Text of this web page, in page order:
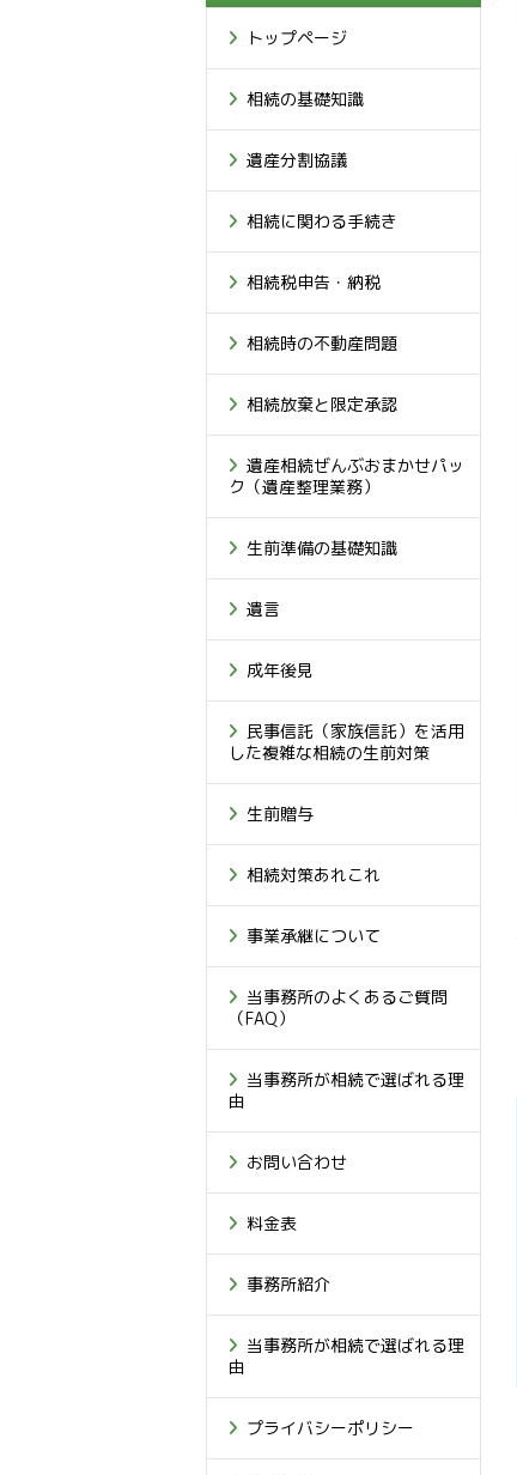
トップページ
相続の基礎知識
遺産分割協議
相続に関わる手続き
相続税申告・納税
相続時の不動産問題
相続放棄と限定承認
遺産相続ぜんぶおまかせパッ
ク（遺産整理業務）
生前準備の基礎知識
遺言
成年後見
民事信託（家族信託）を活用
した複雑な相続の生前対策
生前贈与
相続対策あれこれ
事業承継について
当事務所のよくあるご質問
（FAQ）
当事務所が相続で選ばれる理
由
お問い合わせ
料金表
事務所紹介
当事務所が相続で選ばれる理
由
プライバシーポリシー